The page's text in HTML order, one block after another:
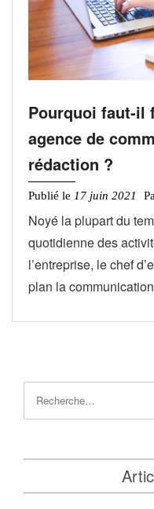
Pourquoi faut-il
agence de
rédaction ?
Publié le 17 juin 2021
Noyé la plupart du
quotidienne des
l’entreprise, le chef
plan la